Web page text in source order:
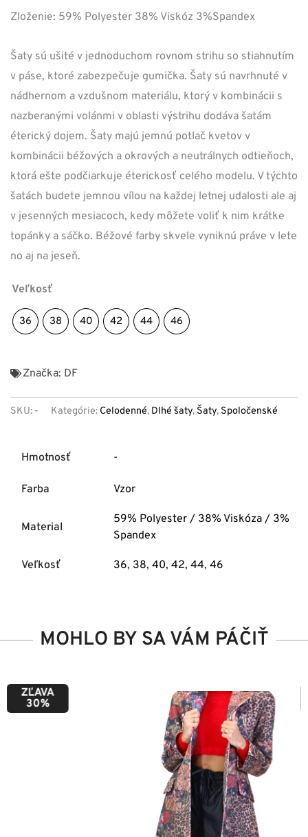
Zloženie: 59% Polyester 38% Viskóz 3%Spandex
Šaty sú ušité v jednoduchom rovnom strihu so stiahnutím
v páse, ktoré zabezpečuje gumička. Šaty sú navrhnuté v
nádhernom a vzdušnom materiálu, ktorý v kombinácii s
nazberanými volánmi v oblasti výstrihu dodáva šatám
éterický dojem. Šaty majú jemnú potlač kvetov v
kombinácii béžových a okrových a neutrálnych odtieňoch,
ktorá ešte podčiarkuje éterickosť celého modelu. V týchto
šatách budete jemnou vílou na každej letnej udalosti ale aj
v jesenných mesiacoch, kedy môžete voliť k nim krátke
topánky a sáčko. Béžové farby skvele vyniknú práve v lete
no aj na jeseň.
Veľkosť
36 38 40 42 44 46
Značka: DF
SKU: - Kategórie: Celodenné, Dlhé šaty, Šaty, Spoločenské
Hmotnosť -
Farba Vzor
Material
59% Polyester / 38% Viskóza / 3%
Spandex
Veľkosť 36, 38, 40, 42, 44, 46
MOHLO BY SA VÁM PÁČIŤ
ZĽAVA
50%